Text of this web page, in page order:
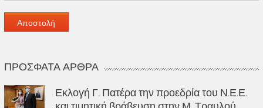
ΠΡΌΣΦΑΤΑ ΆΡΘΡΑ
Εκλογή Γ. Πατέρα την προεδρία του Ν.Ε.Ε.